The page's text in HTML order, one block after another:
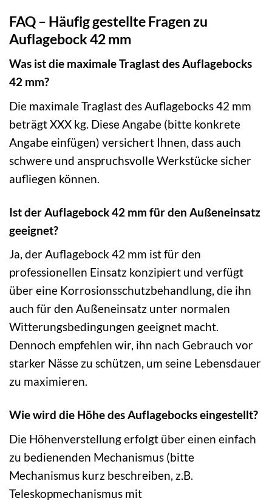
FAQ – Häufig gestellte Fragen zu
Auflagebock 42 mm
Was ist die maximale Traglast des Auflagebocks
42 mm?
Die maximale Traglast des Auflagebocks 42 mm
beträgt XXX kg. Diese Angabe (bitte konkrete
Angabe einfügen) versichert Ihnen, dass auch
schwere und anspruchsvolle Werkstücke sicher
aufliegen können.
Ist der Auflagebock 42 mm für den Außeneinsatz
geeignet?
Ja, der Auflagebock 42 mm ist für den
professionellen Einsatz konzipiert und verfügt
über eine Korrosionsschutzbehandlung, die ihn
auch für den Außeneinsatz unter normalen
Witterungsbedingungen geeignet macht.
Dennoch empfehlen wir, ihn nach Gebrauch vor
starker Nässe zu schützen, um seine Lebensdauer
zu maximieren.
Wie wird die Höhe des Auflagebocks eingestellt?
Die Höhenverstellung erfolgt über einen einfach
zu bedienenden Mechanismus (bitte
Mechanismus kurz beschreiben, z.B.
Teleskopmechanismus mit